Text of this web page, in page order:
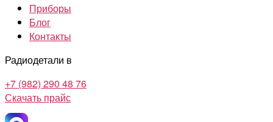
Приборы
Блог
Контакты
Радиодетали в
+7 (982) 290 48 76
Скачать прайс